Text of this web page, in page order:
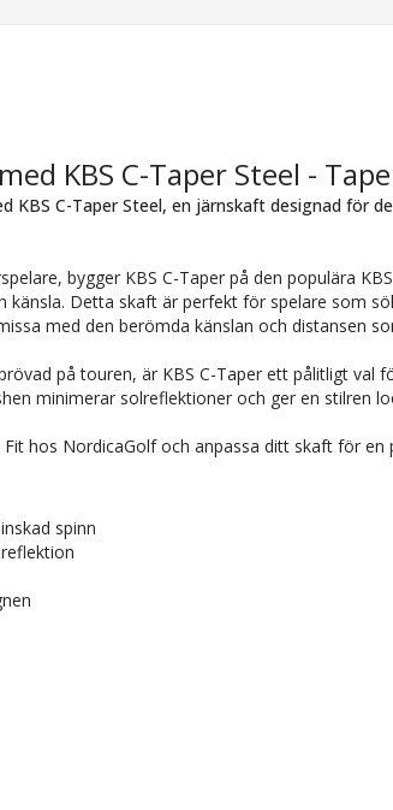
KBS C-Taper Steel -
KBS C-Taper Steel, en järnskaft designad för
bygger KBS C-Taper på den populära
känsla. Detta skaft är perfekt för spelare som
med den berömda känslan och distansen
på touren, är KBS C-Taper ett pålitligt val
minimerar solreflektioner och ger en stilren
hos NordicaGolf och anpassa ditt skaft för en
spinn